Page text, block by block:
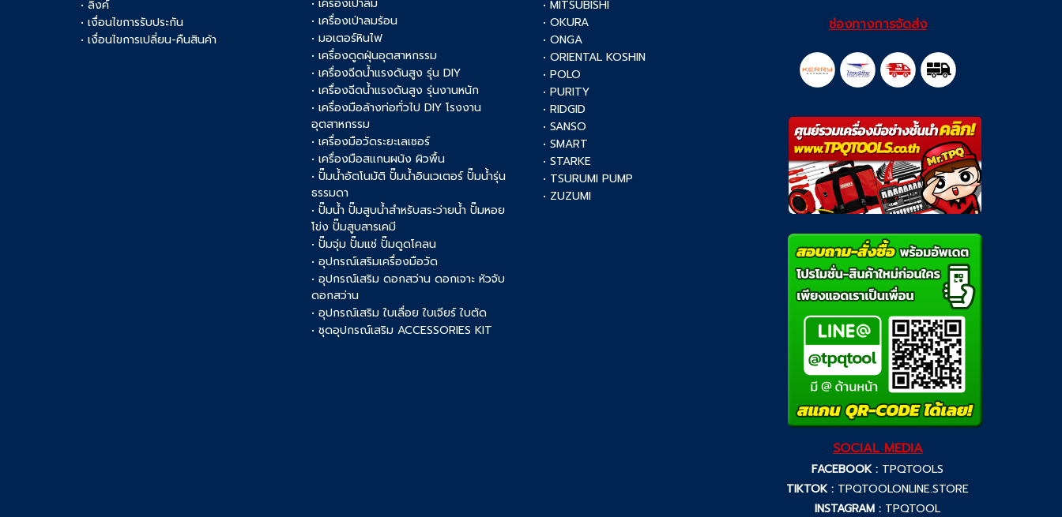
• ลิงค์
• เงื่อนไขการรับประกัน
• เงื่อนไขการเปลี่ยน-คืนสินค้า
• เครื่องเป่าลมร้อน
• มอเตอร์หินไฟ
• เครื่องดูดฝุ่นอุตสาหกรรม
• เครื่องฉีดน้ำแรงดันสูง รุ่น DIY
• เครื่องฉีดน้ำแรงดันสูง รุ่นงานหนัก
• เครื่องมือล้างท่อทั่วไป DIY โรงงาน
อุตสาหกรรม
• เครื่องมือวัดระยะเลเซอร์
• เครื่องมือสแกนผนัง ผิวพื้น
• ปั๊มน้ำอัตโนมัติ ปั๊มน้ำอินเวเตอร์ ปั๊มน้ำรุ่น
ธรรมดา
• ปั๊มน้ำ ปั๊มสูบน้ำสำหรับสระว่ายน้ำ ปั๊มหอย
โข่ง ปั๊มสูบสารเคมี
• ปั๊มจุ่ม ปั๊มแช่ ปั๊มดูดโคลน
• อุปกรณ์เสริมเครื่องมือวัด
• อุปกรณ์เสริม ดอกสว่าน ดอกเจาะ หัวจับ
ดอกสว่าน
• อุปกรณ์เสริม ใบเลื่อย ใบเจียร์ ใบตัด
• ชุดอุปกรณ์เสริม ACCESSORIES KIT
• MITSUBISHI
• OKURA
• ONGA
• ORIENTAL KOSHIN
• POLO
• PURITY
• RIDGID
• SANSO
• SMART
• STARKE
• TSURUMI PUMP
• ZUZUMI
ช่องทางการจัดส่ง
SOCIAL MEDIA
FACEBOOK : TPQTOOLS
TIKTOK : TPQTOOLONLINE.STORE
INSTAGRAM : TPQTOOL